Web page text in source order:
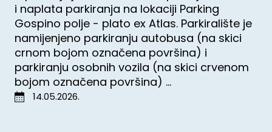
i naplata parkiranja na lokaciji Parking
Gospino polje - plato ex Atlas. Parkiralište je
namijenjeno parkiranju autobusa (na skici
crnom bojom označena površina) i
parkiranju osobnih vozila (na skici crvenom
bojom označena površina) ...
14.05.2026.